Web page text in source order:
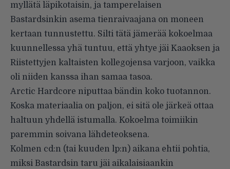
myllätä läpikotaisin, ja tamperelaisen
Bastardsinkin asema tienraivaajana on moneen
kertaan tunnustettu. Silti tätä jämerää kokoelmaa
kuunnellessa yhä tuntuu, että yhtye jäi Kaaoksen ja
Riistettyjen kaltaisten kollegojensa varjoon, vaikka
oli niiden kanssa ihan samaa tasoa.
Arctic Hardcore niputtaa bändin koko tuotannon.
Koska materiaalia on paljon, ei sitä ole järkeä ottaa
haltuun yhdellä istumalla. Kokoelma toimiikin
paremmin soivana lähdeteoksena.
Kolmen cd:n (tai kuuden lp:n) aikana ehtii pohtia,
miksi Bastardsin taru jäi aikalaisiaankin